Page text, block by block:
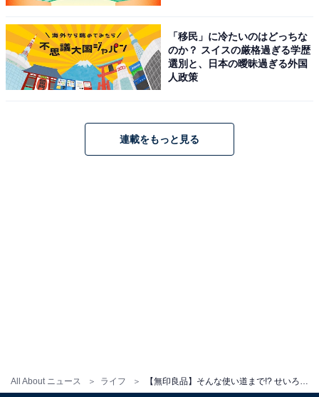
All About ニュース ライフ
蒸籠（せいろ）を洗うのにおすすめ
くない調理器具の細かい汚れを落とすのに、「シュロの
「移民」に冷たいのはどっちな
のか？ スイスの厳格過ぎる学歴
選別と、日本の曖昧過ぎる外国
人政策
連載をもっと見る